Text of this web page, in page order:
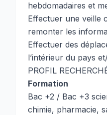
hebdomadaires et
Effectuer une veille
remonter les
Effectuer des
l’intérieur du pays
PROFIL
Formation
Bac +2 / Bac +3
chimie, pharmacie,